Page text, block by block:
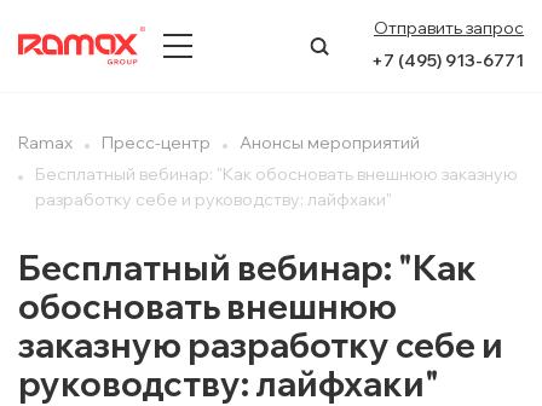
Отправить запрос
+7 (495) 913-6771
ПРЕСС-ЦЕНТР
УСЛУГИ
Ramax Пресс-центр
Анонсы мероприятий
Бесплатный вебинар: "Как обосновать внешнюю заказную
разработку себе и руководству: лайфхаки"
Бесплатный вебинар: "Как
обосновать внешнюю
заказную разработку себе и
руководству: лайфхаки"